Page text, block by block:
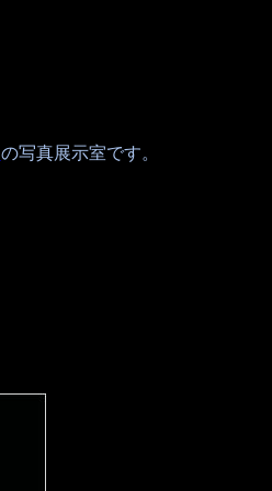
の写真展示室です。